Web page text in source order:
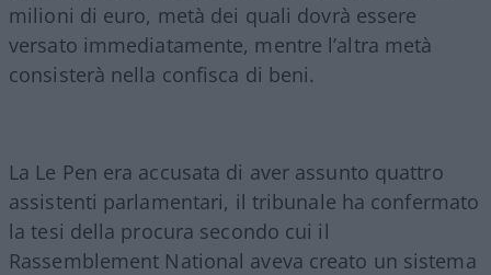
milioni di euro, metà dei quali dovrà essere
versato immediatamente, mentre l’altra metà
consisterà nella confisca di beni.
La Le Pen era accusata di aver assunto quattro
assistenti parlamentari, il tribunale ha confermato
la tesi della procura secondo cui il
Rassemblement National aveva creato un sistema